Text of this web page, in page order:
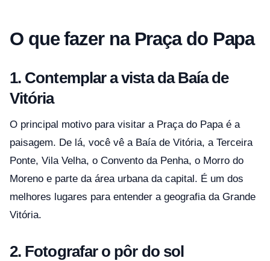
O que fazer na Praça do Papa
1. Contemplar a vista da Baía de
Vitória
O principal motivo para visitar a Praça do Papa é a
paisagem. De lá, você vê a Baía de Vitória, a Terceira
Ponte, Vila Velha, o Convento da Penha, o Morro do
Moreno e parte da área urbana da capital. É um dos
melhores lugares para entender a geografia da Grande
Vitória.
2. Fotografar o pôr do sol